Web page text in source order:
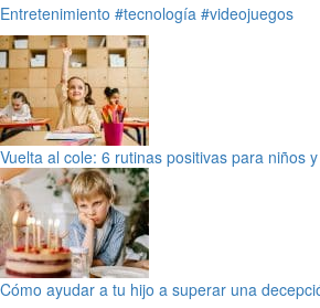
Entretenimiento #tecnología #videojuegos
Vuelta al cole: 6 rutinas positivas para niños
Cómo ayudar a tu hijo a superar una